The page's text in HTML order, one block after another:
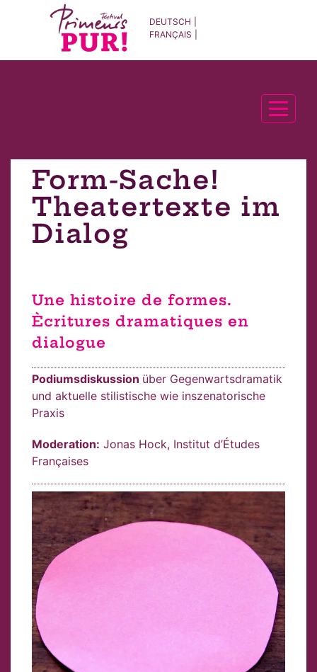
DEUTSCH
FRANÇAIS
Form-Sache!
Theatertexte im
Dialog
Une histoire de formes.
Ècritures dramatiques en
dialogue
Podiumsdiskussion über Gegenwartsdramatik
und aktuelle stilistische wie inszenatorische
Praxis
Moderation: Jonas Hock, Institut d’Études
Françaises